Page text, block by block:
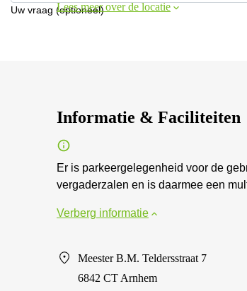
Uw vraag (optioneel)Lees meer over de locatie
Informatie & Faciliteiten
Er is parkeergelegenheid voor de
vergaderzalen en is daarmee een
Verberg informatie
Meester B.M. Teldersstraat 7
6842 CT Arnhem